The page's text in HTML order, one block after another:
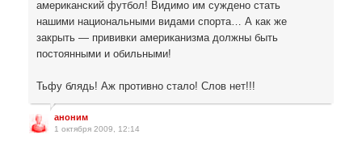
американский футбол! Видимо им суждено стать
нашими национальными видами спорта… А как же
закрыть — прививки американизма должны быть
постоянными и обильными!
Тьфу блядь! Аж противно стало! Слов нет!!!
аноним
1 октября 2009, 12:14